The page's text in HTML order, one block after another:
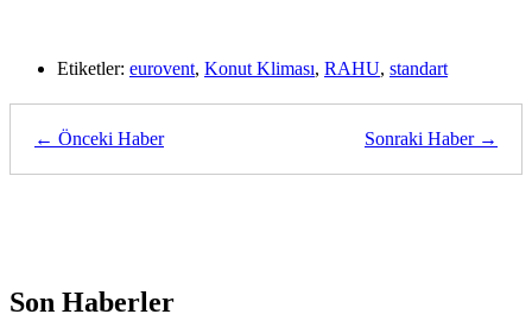
Etiketler: eurovent, Konut Kliması, RAHU, standart
← Önceki Haber Sonraki Haber →
Son Haberler